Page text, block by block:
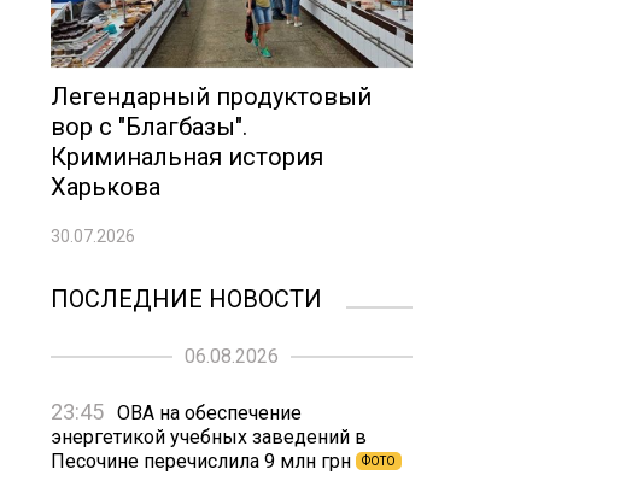
Легендарный продуктовый
вор с "Благбазы".
Криминальная история
Харькова
30.07.2026
ПОСЛЕДНИЕ НОВОСТИ
06.08.2026
23:45 ОВА на обеспечение
энергетикой учебных заведений в
Песочине перечислила 9 млн грн
ФОТО